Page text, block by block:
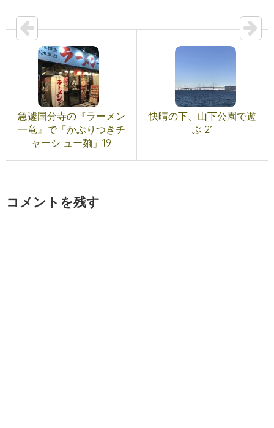
急遽国分寺の『ラーメン
一竜』で「かぶりつきチ
ャーシ ュー麺」19
快晴の下、山下公園で遊
ぶ 21
コメントを残す